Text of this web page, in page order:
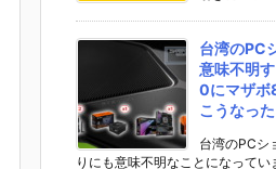
台湾のPC
意味不明
0にマザボ
こうなった
台湾のPCシ
りにも意味不明なことになってい